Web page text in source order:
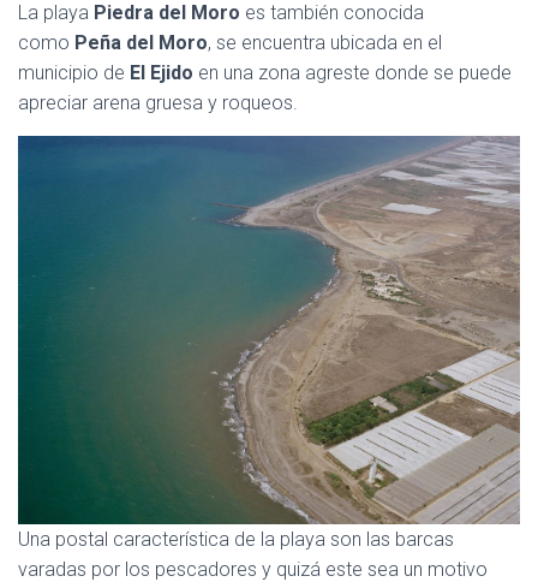
La playa Piedra del Moro es también conocida
como Peña del Moro, se encuentra ubicada en el
municipio de El Ejido en una zona agreste donde se puede
apreciar arena gruesa y roqueos.
Una postal característica de la playa son las barcas
varadas por los pescadores y quizá este sea un motivo